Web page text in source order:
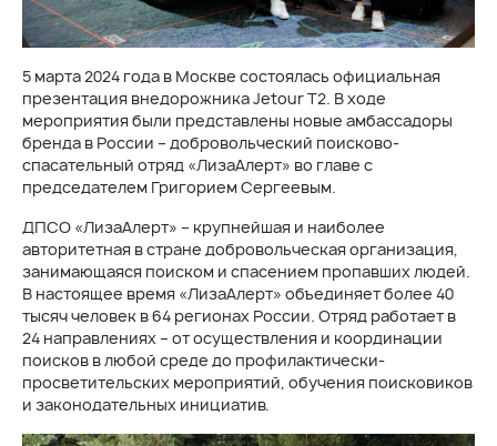
5 марта 2024 года в Москве состоялась официальная
презентация внедорожника Jetour T2. В ходе
мероприятия были представлены новые амбассадоры
бренда в России – добровольческий поисково-
спасательный отряд «ЛизаАлерт» во главе с
председателем Григорием Сергеевым.
ДПСО «ЛизаАлерт» – крупнейшая и наиболее
авторитетная в стране добровольческая организация,
занимающаяся поиском и спасением пропавших людей.
В настоящее время «ЛизаАлерт» объединяет более 40
тысяч человек в 64 регионах России. Отряд работает в
24 направлениях – от осуществления и координации
поисков в любой среде до профилактически-
просветительских мероприятий, обучения поисковиков
и законодательных инициатив.